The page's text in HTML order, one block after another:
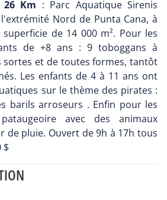
Km : Parc Aquatique Sirenis
Nord de Punta Cana, à
de 14 000 m². Pour les
de +8 ans : 9 toboggans à
sortes et de toutes formes, tantôt
Les enfants de 4 à 11 ans ont
sur le thème des pirates :
barils arroseurs . Enfin pour les
avec des animaux
de pluie. Ouvert de 9h à 17h tous
$